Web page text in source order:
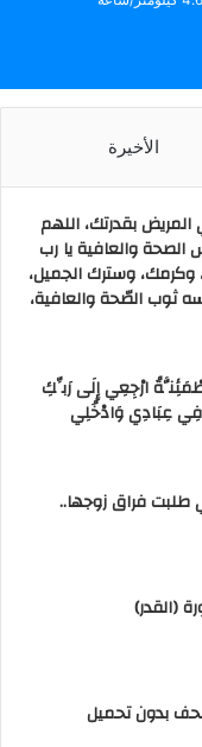
الأخيرة
بقدرتك، اللهم
الصحة والعافية يا رب
وسترك الجميل،
ثوب الصّحة والعافية،
ارْجِعِي إِلَى رَبِّكِ
عِبَادِي وَادْخُلِي
طلبت فراق زوجها..
(القدر)
بدون تحميل